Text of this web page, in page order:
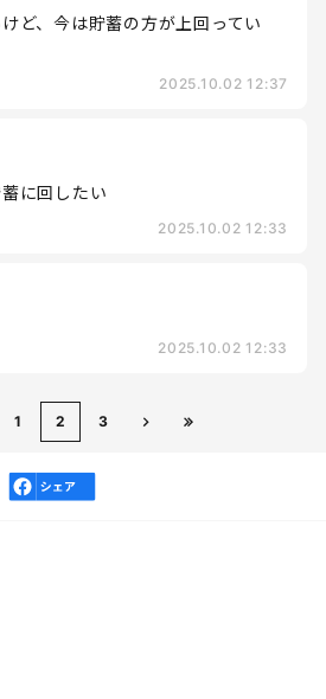
ど、今は貯蓄の方が上回ってい
2025.10.02 12:37
に回したい
2025.10.02 12:33
2025.10.02 12:33
1 2 3